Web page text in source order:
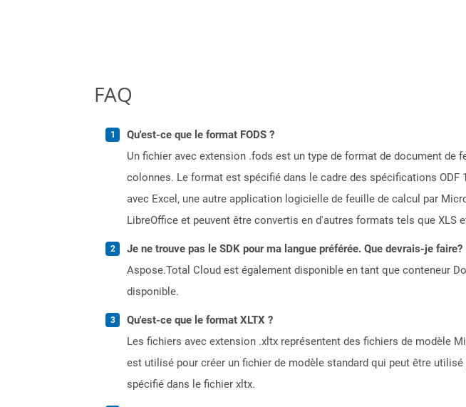
FAQ
Qu'est-ce que le format FODS ?
Un fichier avec extension .fods est un type de format de document
colonnes. Le format est spécifié dans le cadre des spécifications ODF
avec Excel, une autre application logicielle de feuille de calcul par
LibreOffice et peuvent être convertis en d'autres formats tels que XLS
Je ne trouve pas le SDK pour ma langue préférée. Que devrais-je faire?
Aspose.Total Cloud est également disponible en tant que conteneur
disponible.
Qu'est-ce que le format XLTX ?
Les fichiers avec extension .xltx représentent des fichiers de modèle
est utilisé pour créer un fichier de modèle standard qui peut être
spécifié dans le fichier xltx.